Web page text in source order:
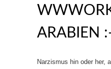
ARABIEN
Narzismus hin oder her,